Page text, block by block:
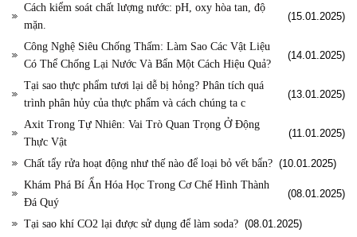
Cách kiểm soát chất lượng nước: pH, oxy hòa tan, độ
mặn.
(15.01.2025)
Công Nghệ Siêu Chống Thấm: Làm Sao Các Vật Liệu
Có Thể Chống Lại Nước Và Bẩn Một Cách Hiệu Quả?
(14.01.2025)
Tại sao thực phẩm tươi lại dễ bị hỏng? Phân tích quá
trình phân hủy của thực phẩm và cách chúng ta c
(13.01.2025)
Axit Trong Tự Nhiên: Vai Trò Quan Trọng Ở Động
Thực Vật
(11.01.2025)
Chất tẩy rửa hoạt động như thế nào để loại bỏ vết bẩn? (10.01.2025)
Khám Phá Bí Ẩn Hóa Học Trong Cơ Chế Hình Thành
Đá Quý
(08.01.2025)
Tại sao khí CO2 lại được sử dụng để làm soda? (08.01.2025)